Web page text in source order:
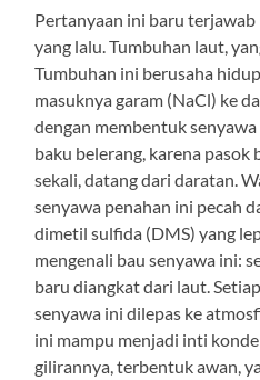
Pertanyaan ini baru terjawab
yang lalu. Tumbuhan laut,
Tumbuhan ini berusaha
masuknya garam (NaCl) ke
dengan membentuk
baku belerang, karena pasok
sekali, datang dari daratan.
senyawa penahan ini pecah
dimetil sulfida (DMS) yang
mengenali bau senyawa ini:
baru diangkat dari laut.
senyawa ini dilepas ke
ini mampu menjadi inti
gilirannya, terbentuk awan,